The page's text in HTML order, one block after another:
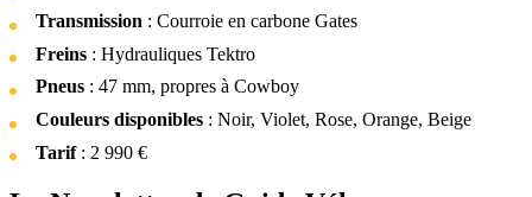
Transmission : Courroie en carbone Gates
Freins : Hydrauliques Tektro
Pneus : 47 mm, propres à Cowboy
Couleurs disponibles : Noir, Violet, Rose, Orange, Beige
Tarif: 2 990 €